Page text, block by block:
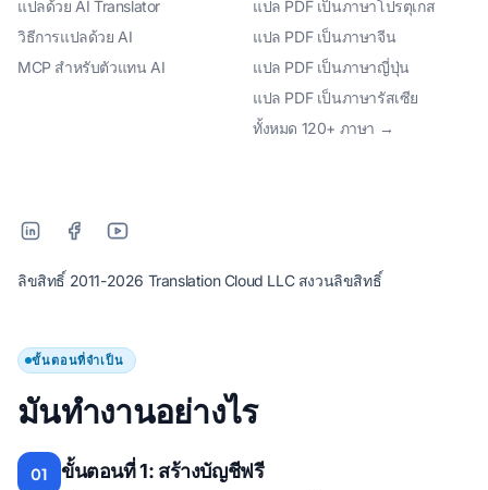
แปลด้วย AI Translator
วิธีการแปลด้วย AI
MCP สําหรับตัวแทน AI
แปล PDF เป็นภาษาโปรตุเกส
แปล PDF เป็นภาษาจีน
แปล PDF เป็นภาษาญี่ปุ่น
แปล PDF เป็นภาษารัสเซีย
ทั้งหมด 120+ ภาษา →
ลิขสิทธิ์ 2011-2026 Translation Cloud LLC สงวนลิขสิทธิ์
ขั้นตอนที่จำเป็น
มันทํางานอย่างไร
01 ขั้นตอนที่ 1: สร้างบัญชีฟรี